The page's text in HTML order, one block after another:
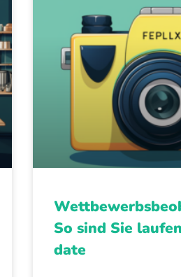
So sind Sie
date